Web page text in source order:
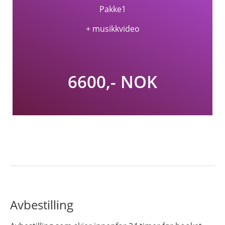
Pakke1
+ musikkvideo
6600,- NOK
Avbestilling